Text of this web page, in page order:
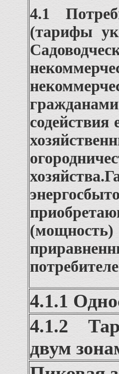
4.1
(тарифы
4.1.1
4.1.2
двум